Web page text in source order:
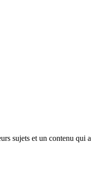
sujets et un contenu qui a